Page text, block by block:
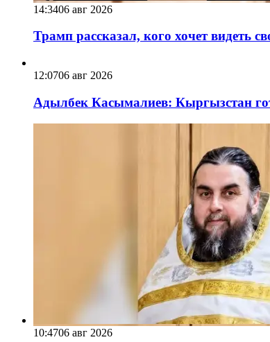
14:3406 авг 2026
Трамп рассказал, кого хочет видеть
12:0706 авг 2026
Адылбек Касымалиев: Кыргызстан
10:4706 авг 2026